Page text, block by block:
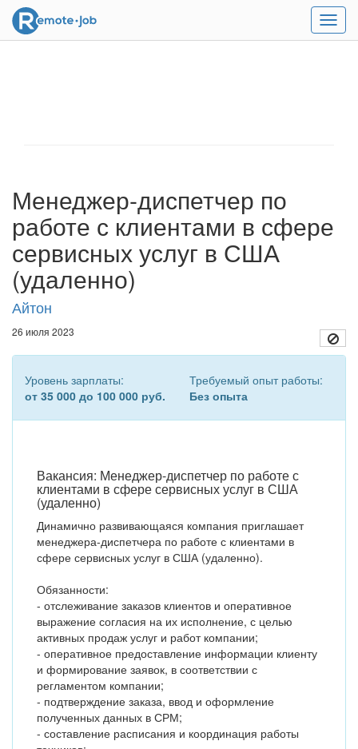
Меню
Менеджер-диспетчер по
работе с клиентами в сфере
сервисных услуг в США
(удаленно)
Айтон
26 июля 2023
Уровень зарплаты:
от 35 000 до 100 000 руб.
Требуемый опыт работы:
Без опыта
Вакансия: Менеджер-диспетчер по работе с
клиентами в сфере сервисных услуг в США
(удаленно)
Динамично развивающаяся компания приглашает
менеджера-диспетчера по работе с клиентами в
сфере сервисных услуг в США (удаленно).
Обязанности:
- отслеживание заказов клиентов и оперативное
выражение согласия на их исполнение, с целью
активных продаж услуг и работ компании;
- оперативное предоставление информации клиенту
и формирование заявок, в соответствии с
регламентом компании;
- подтверждение заказа, ввод и оформление
полученных данных в СРМ;
- составление расписания и координация работы